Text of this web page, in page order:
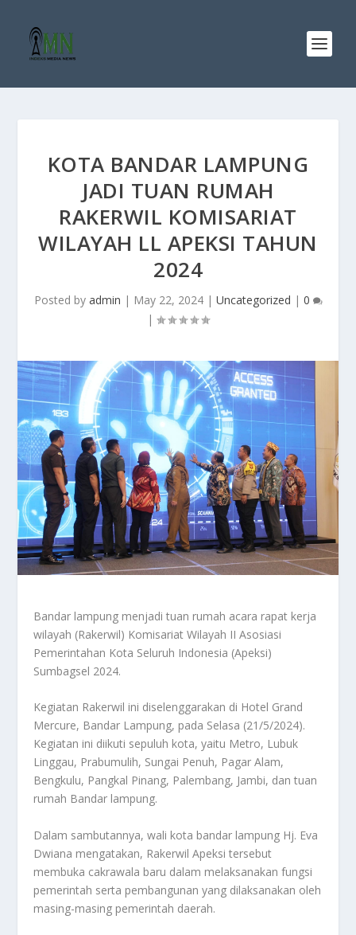
KOTA BANDAR LAMPUNG
JADI TUAN RUMAH
RAKERWIL KOMISARIAT
WILAYAH LL APEKSI TAHUN
2024
Posted by admin | May 22, 2024| Uncategorized | 0
|
Bandar lampung menjadi tuan rumah acara rapat kerja
wilayah (Rakerwil) Komisariat Wilayah II Asosiasi
Pemerintahan Kota Seluruh Indonesia (Apeksi)
Sumbagsel 2024.
Kegiatan Rakerwil ini diselenggarakan di Hotel Grand
Mercure, Bandar Lampung, pada Selasa (21/5/2024).
Kegiatan ini diikuti sepuluh kota, yaitu Metro, Lubuk
Linggau, Prabumulih, Sungai Penuh, Pagar Alam,
Bengkulu, Pangkal Pinang, Palembang, Jambi, dan tuan
rumah Bandar lampung.
Dalam sambutannya, wali kota bandar lampung Hj. Eva
Dwiana mengatakan, Rakerwil Apeksi tersebut
membuka cakrawala baru dalam melaksanakan fungsi
pemerintah serta pembangunan yang dilaksanakan oleh
masing-masing pemerintah daerah.